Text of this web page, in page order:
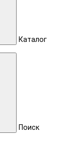
Каталог
Поиск